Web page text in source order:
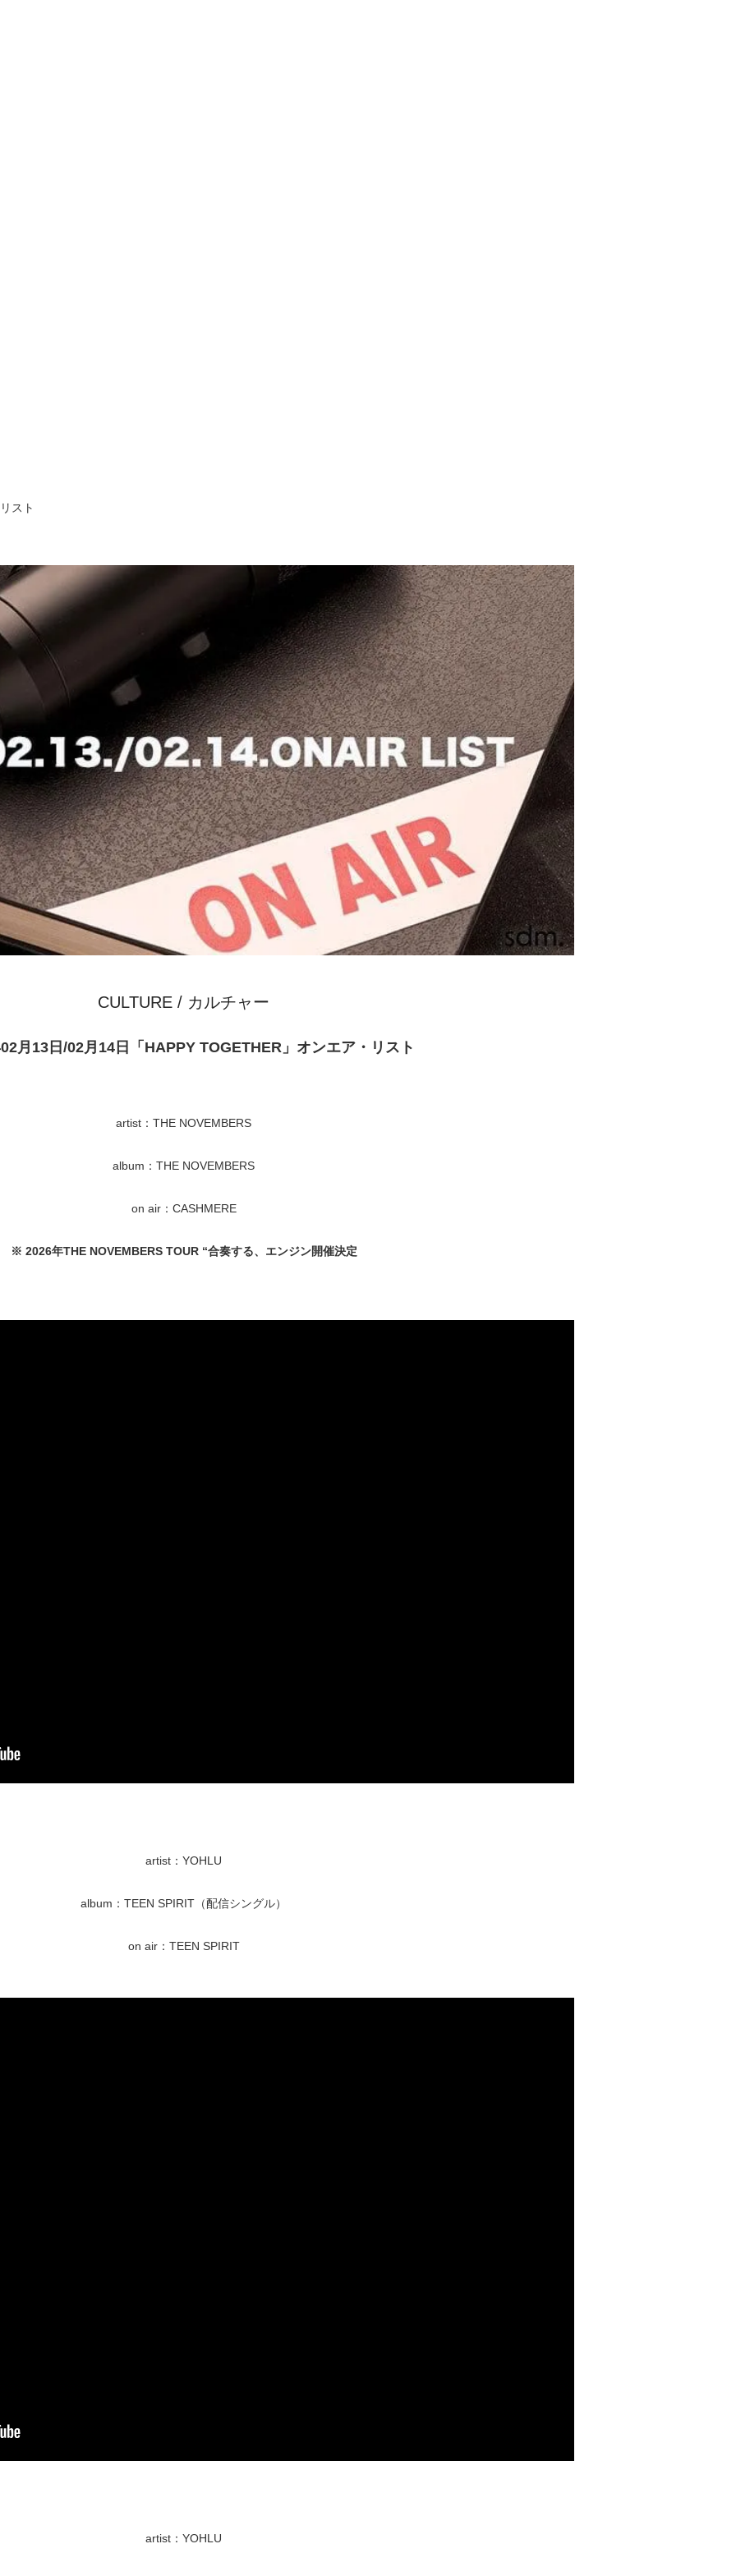
スト
CULTURE / カルチャー
月13日/02月14日「HAPPY TOGETHER」オンエア・リスト
artist：THE NOVEMBERS
album：THE NOVEMBERS
on air：CASHMERE
※ 2026年THE NOVEMBERS TOUR “合奏する、エンジン開催決定
artist：YOHLU
album：TEEN SPIRIT（配信シングル）
on air：TEEN SPIRIT
artist：YOHLU